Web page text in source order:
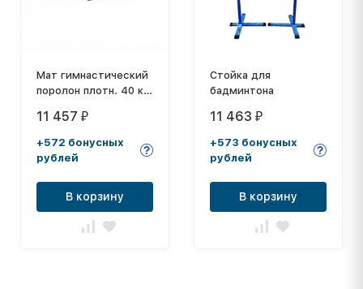
Мат гимнастический
поролон плотн. 40 кг/
винилискожа, на
молнии
11 457 ₽
+572 бонусных
рублей
В корзину
Стойка для
бадминтона
11 463 ₽
+573 бонусных
рублей
В корзину